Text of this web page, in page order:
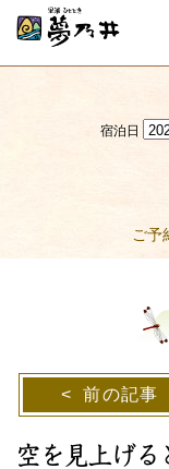
宿泊日
ご予
前の記事
空を見上げる